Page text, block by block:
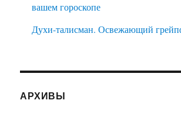
вашем гороскопе
Духи-талисман. Освежающий
АРХИВЫ